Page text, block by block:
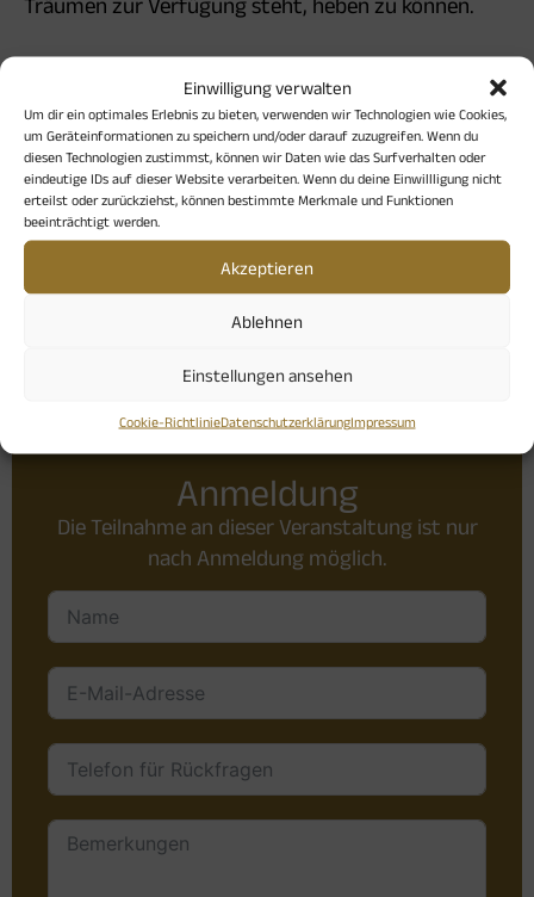
Einwilligung verwalten
Um dir ein optimales Erlebnis zu bieten, verwenden wir Technologien wie Cookies,
um Geräteinformationen zu speichern und/oder darauf zuzugreifen. Wenn du
diesen Technologien zustimmst, können wir Daten wie das Surfverhalten oder
eindeutige IDs auf dieser Website verarbeiten. Wenn du deine Einwillligung nicht
erteilst oder zurückziehst, können bestimmte Merkmale und Funktionen
beeinträchtigt werden.
Akzeptieren
Ablehnen
Einstellungen ansehen
Cookie-RichtlinieDatenschutzerklärungImpressum
Träumen zur Verfügung steht, heben zu können.
Psychotherapeut, ehemaliger Leiter des Recollectio-
Hauses der Abtei Münsterschwarzach
Ort: Spirituelles Zentrum St. Martin, Arndtstr. 8
Rückgebäude, 80469 München
85 Euro, Anmeldung bis 16.02.27 unter
sekretariat@stmartin-muenchen.de
Anmeldung
Die Teilnahme an dieser Veranstaltung ist nur
nach Anmeldung möglich.